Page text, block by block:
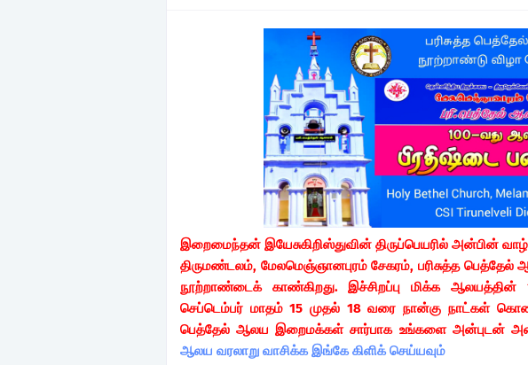
இறைமைந்தன் இயேசுகிறிஸ்துவின் திருப்பெயரில் அன்பின்
திருமண்டலம், மேலமெஞ்ஞானபுரம் சேகரம், பரிசுத்த
நூற்றாண்டைக் காண்கிறது. இச்சிறப்பு மிக்க ஆலயத்தின்
செப்டெம்பர் மாதம் 15 முதல் 18 வரை நான்கு நாட்கள்
பெத்தேல் ஆலய இறைமக்கள் சார்பாக உங்களை அன்புடன்
ஆலய வரலாறு வாசிக்க இங்கே கிளிக் செய்யவும்